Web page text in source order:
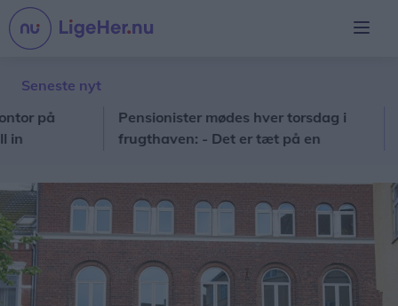
Seneste nyt
Pensionister mødes hver torsdag i
frugthaven: - Det er tæt på en